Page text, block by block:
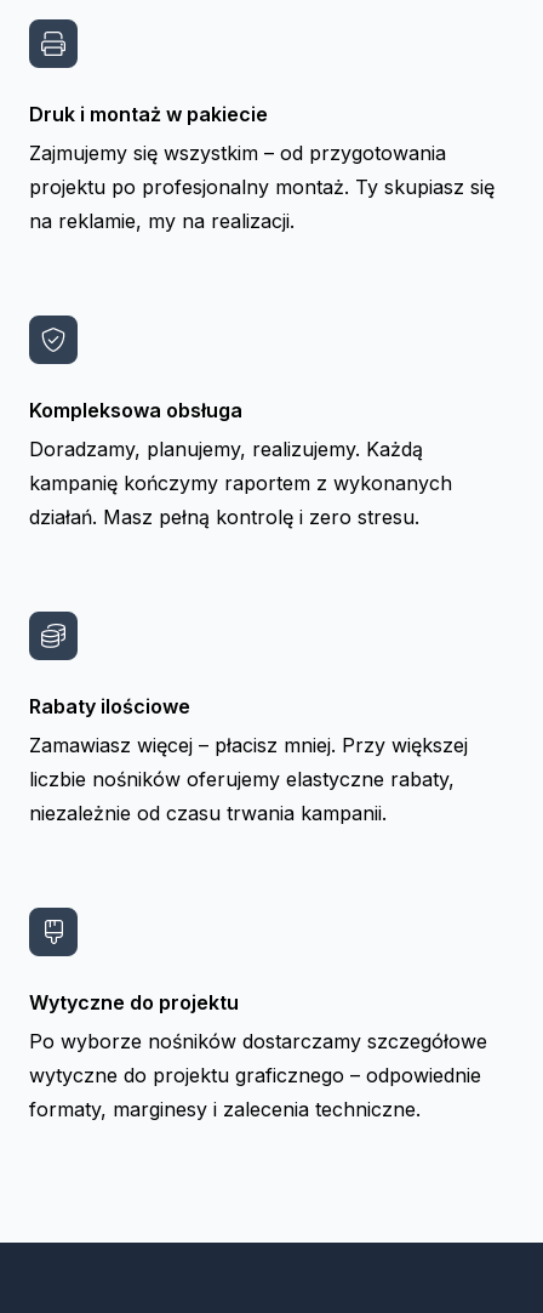
Druk i montaż w pakiecie
Zajmujemy się wszystkim – od przygotowania
projektu po profesjonalny montaż. Ty skupiasz się
na reklamie, my na realizacji.
Kompleksowa obsługa
Doradzamy, planujemy, realizujemy. Każdą
kampanię kończymy raportem z wykonanych
działań. Masz pełną kontrolę i zero stresu.
Rabaty ilościowe
Zamawiasz więcej – płacisz mniej. Przy większej
liczbie nośników oferujemy elastyczne rabaty,
niezależnie od czasu trwania kampanii.
Wytyczne do projektu
Po wyborze nośników dostarczamy szczegółowe
wytyczne do projektu graficznego – odpowiednie
formaty, marginesy i zalecenia techniczne.